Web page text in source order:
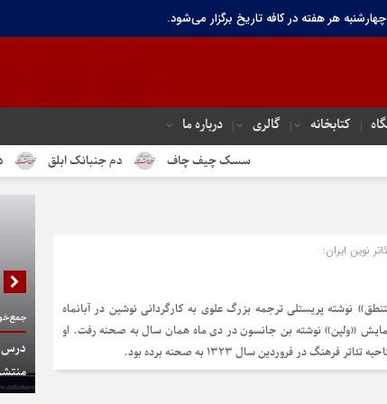
هر هفته در کافه تاریخ برگزار می‌شود.
کتابخانه گالری درباره ما
سسک چیف چاف دم جنبانک ابلق درباره
نوین ایران:
نوشته پریستلی ترجمه بزرگ علوی به کارگردانی نوشین در آبانماه
آن نمایش «ولپن» نوشته بن جانسون در دی ماه همان سال به صحنه رفت. او
فرهنگ در فروردین سال ۱۳۲۳ به صحنه برده بود.
درس